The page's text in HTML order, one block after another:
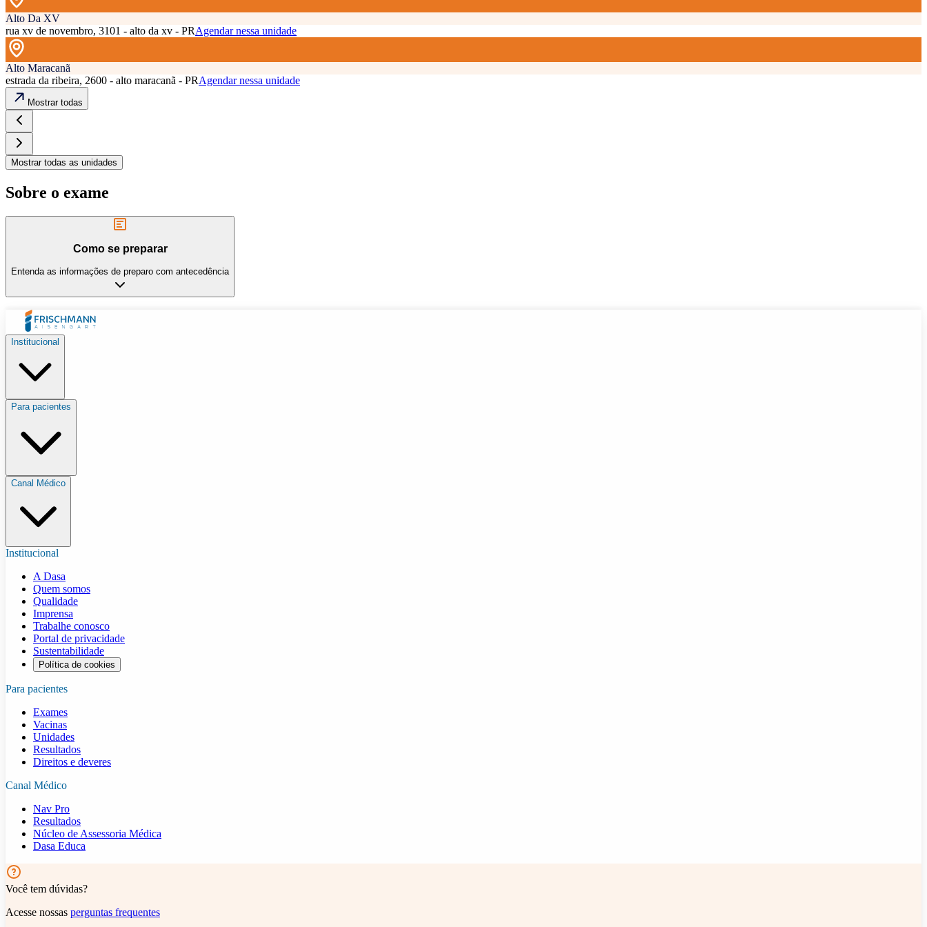
Alto Da XV
rua xv de novembro, 3101 - alto da xv - PRAgendar nessa unidade
Alto Maracanã
estrada da ribeira, 2600 - alto maracanã - PRAgendar nessa unidade
Mostrar todas
Mostrar todas as unidades
Sobre o exame
Como se preparar
Entenda as informações de preparo com antecedência
Institucional
Para pacientes
Canal Médico
Institucional
A Dasa
Quem somos
Qualidade
Imprensa
Trabalhe conosco
Portal de privacidade
Sustentabilidade
Política de cookies
Para pacientes
Exames
Vacinas
Unidades
Resultados
Direitos e deveres
Canal Médico
Nav Pro
Resultados
Núcleo de Assessoria Médica
Dasa Educa
Você tem dúvidas?
Acesse nossas perguntas frequentes